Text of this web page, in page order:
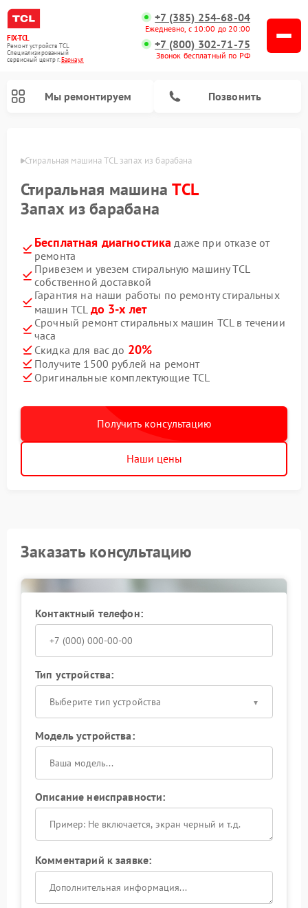
FIX-TCL
Ремонт устройств TCL
Специализированный
cервисный центр г.Барнаул
+7 (385) 254-68-04
Ежедневно, с 10:00 до 20:00
+7 (800) 302-71-75
Звонок бесплатный по РФ
Мы ремонтируем Позвонить
Стиральная машина TCL запах из барабана
Стиральная машинаTCL
Запах из барабана
Бесплатная диагностика даже при отказе от
ремонта
Привезем и увезем стиральную машину TCL
собственной доставкой
Гарантия на наши работы по ремонту стиральных
машин TCL до 3-х лет
Срочный ремонт стиральных машин TCL в течении
часа
Скидка для вас до 20%
Получите 1500 рублей на ремонт
Оригинальные комплектующие TCL
Получить консультацию
Наши цены
Заказать консультацию
Контактный телефон:
Тип устройства:
Выберите тип устройства
Модель устройства:
Описание неисправности:
Комментарий к заявке: